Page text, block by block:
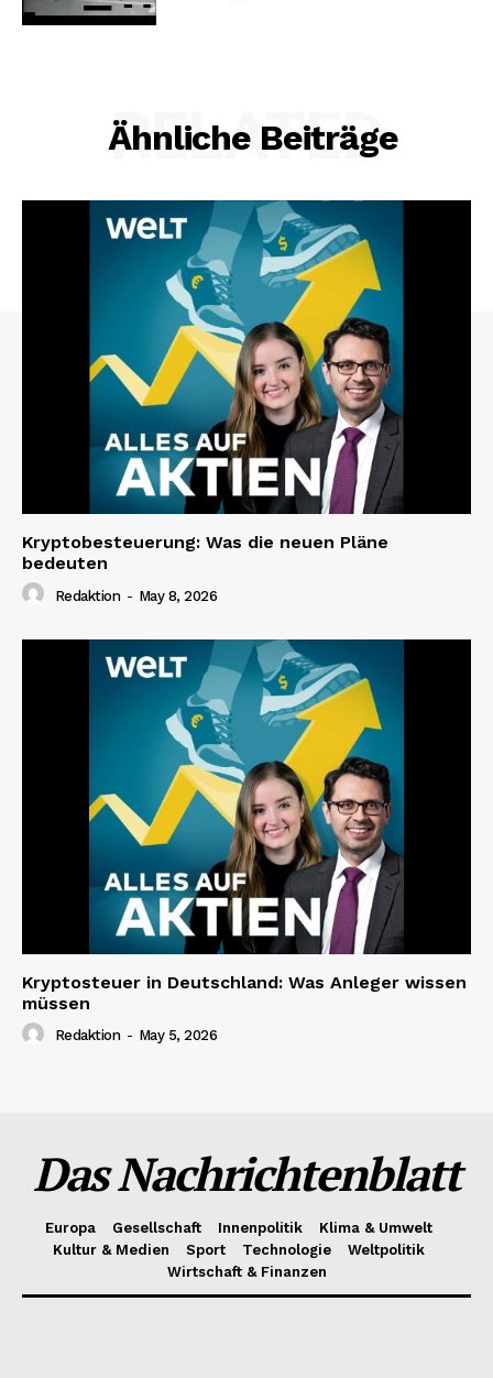
Ähnliche Beiträge
RELATED
Kryptobesteuerung: Was die neuen Pläne
bedeuten
Redaktion - May 8, 2026
Kryptosteuer in Deutschland: Was Anleger wissen
müssen
Redaktion - May 5, 2026
Das Nachrichtenblatt
Europa Gesellschaft Innenpolitik
Klima & Umwelt
Kultur & Medien
Sport Technologie
Weltpolitik
Wirtschaft & Finanzen